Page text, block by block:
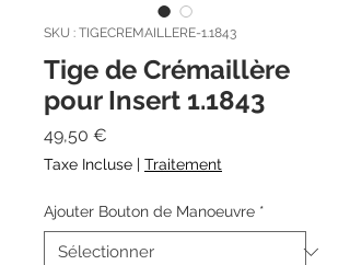
SKU : TIGECREMAILLERE-1.1843
Tige de Crémaillère
pour Insert 1.1843
49,50 €
Taxe Incluse | Traitement
Ajouter Bouton de Manoeuvre *